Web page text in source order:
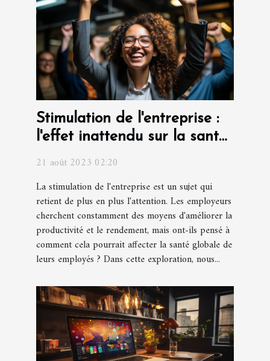
Stimulation de l'entreprise :
l'effet inattendu sur la santé
des employés
21 août 2023 02:20
La stimulation de l'entreprise est un sujet qui
retient de plus en plus l'attention. Les employeurs
cherchent constamment des moyens d'améliorer la
productivité et le rendement, mais ont-ils pensé à
comment cela pourrait affecter la santé globale de
leurs employés ? Dans cette exploration, nous...